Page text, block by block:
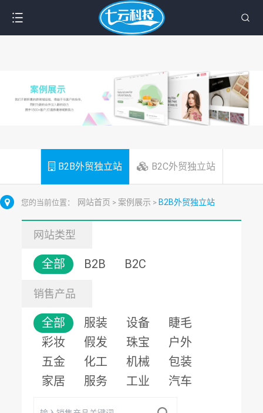
B2B外贸独立站 B2C外贸独立站
您的当前位置： 网站首页 > 案例展示 > B2B外贸独立站
网站类型
全部 B2B B2C
销售产品
全部 服装 设备
睫毛
彩妆
假发 珠宝
户外
五金
化工 机械
包装
家居
服务 工业 汽车